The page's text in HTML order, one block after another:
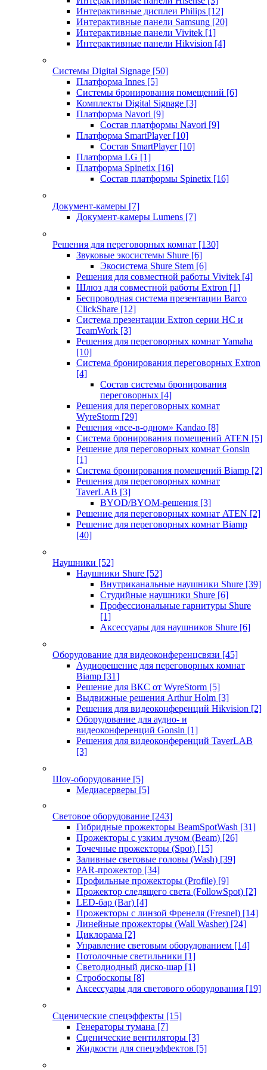
Интерактивные дисплеи Philips [12]
Интерактивные панели Samsung [20]
Интерактивные панели Vivitek [1]
Интерактивные панели Hikvision [4]
Системы Digital Signage [50]
Платформа Innes [5]
Системы бронирования помещений [6]
Комплекты Digital Signage [3]
Платформа Navori [9]
Состав платформы Navori [9]
Платформа SmartPlayer [10]
Состав SmartPlayer [10]
Платформа LG [1]
Платформа Spinetix [16]
Состав платформы Spinetix [16]
Документ-камеры [7]
Документ-камеры Lumens [7]
Решения для переговорных комнат [130]
Звуковые экосистемы Shure [6]
Экосистема Shure Stem [6]
Решения для совместной работы Vivitek [4]
Шлюз для совместной работы Extron [1]
Беспроводная система презентации Barco
ClickShare [12]
Система презентации Extron серии HC и
TeamWork [3]
Решения для переговорных комнат Yamaha
[10]
Система бронирования переговорных Extron
[4]
Состав системы бронирования
переговорных [4]
Решения для переговорных комнат
WyreStorm [29]
Решения «все-в-одном» Kandao [8]
Система бронирования помещений ATEN [5]
Решение для переговорных комнат Gonsin
[1]
Система бронирования помещений Biamp [2]
Решения для переговорных комнат
TaverLAB [3]
BYOD/BYOM-решения [3]
Решение для переговорных комнат ATEN [2]
Решение для переговорных комнат Biamp
[40]
Наушники [52]
Наушники Shure [52]
Внутриканальные наушники Shure [39]
Студийные наушники Shure [6]
Профессиональные гарнитуры Shure
[1]
Аксессуары для наушников Shure [6]
Оборудование для видеоконференцсвязи [45]
Аудиорешение для переговорных комнат
Biamp [31]
Решение для ВКС от WyreStorm [5]
Выдвижные решения Arthur Holm [3]
Решения для видеоконференций Hikvision [2]
Оборудование для аудио- и
видеоконференций Gonsin [1]
Решения для видеоконференций TaverLAB
[3]
Шоу-оборудование [5]
Медиасерверы [5]
Световое оборудование [243]
Гибридные прожекторы BeamSpotWash [31]
Прожекторы с узким лучом (Beam) [26]
Точечные прожекторы (Spot) [15]
Заливные световые головы (Wash) [39]
PAR-прожектор [34]
Профильные прожекторы (Profile) [9]
Прожектор следящего света (FollowSpot) [2]
LED-бар (Bar) [4]
Прожекторы с линзой Френеля (Fresnel) [14]
Линейные прожекторы (Wall Washer) [24]
Циклорама [2]
Управление световым оборудованием [14]
Потолочные светильники [1]
Светодиодный диско-шар [1]
Стробоскопы [8]
Аксессуары для светового оборудования [19]
Сценические спецэффекты [15]
Генераторы тумана [7]
Сценические вентиляторы [3]
Жидкости для спецэффектов [5]